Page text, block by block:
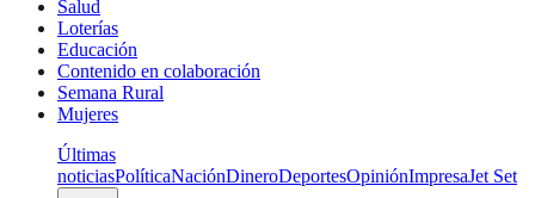
Salud
Loterías
Educación
Contenido en colaboración
Semana Rural
Mujeres
Últimas
noticiasPolíticaNaciónDineroDeportesOpiniónImpresaJet Set